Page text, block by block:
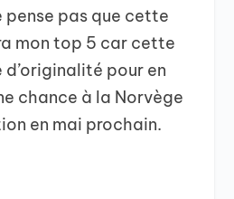
pense pas que cette
mon top 5 car cette
d’originalité pour en
chance à la Norvège
en mai prochain.